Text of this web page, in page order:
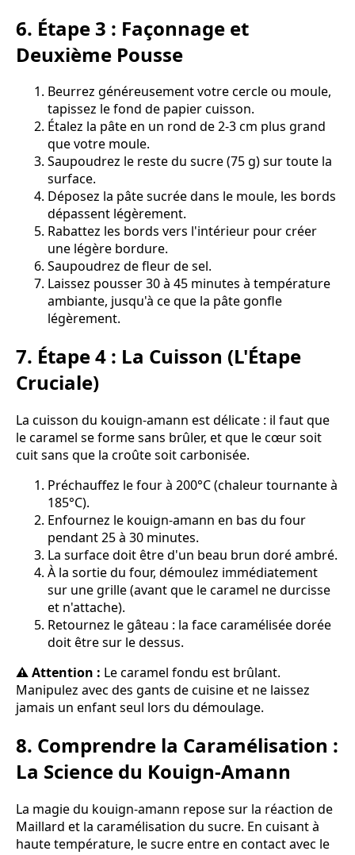
6. Étape 3 : Façonnage et
Deuxième Pousse
Beurrez généreusement votre cercle ou moule,
tapissez le fond de papier cuisson.
Étalez la pâte en un rond de 2-3 cm plus grand
que votre moule.
Saupoudrez le reste du sucre (75 g) sur toute la
surface.
Déposez la pâte sucrée dans le moule, les bords
dépassent légèrement.
Rabattez les bords vers l'intérieur pour créer
une légère bordure.
Saupoudrez de fleur de sel.
Laissez pousser 30 à 45 minutes à température
ambiante, jusqu'à ce que la pâte gonfle
légèrement.
7. Étape 4 : La Cuisson (L'Étape
Cruciale)
La cuisson du kouign-amann est délicate : il faut que
le caramel se forme sans brûler, et que le cœur soit
cuit sans que la croûte soit carbonisée.
Préchauffez le four à 200°C (chaleur tournante à
185°C).
Enfournez le kouign-amann en bas du four
pendant 25 à 30 minutes.
La surface doit être d'un beau brun doré ambré.
À la sortie du four, démoulez immédiatement
sur une grille (avant que le caramel ne durcisse
et n'attache).
Retournez le gâteau : la face caramélisée dorée
doit être sur le dessus.
⚠ Attention : Le caramel fondu est brûlant.
Manipulez avec des gants de cuisine et ne laissez
jamais un enfant seul lors du démoulage.
8. Comprendre la Caramélisation :
La Science du Kouign-Amann
La magie du kouign-amann repose sur la réaction de
Maillard et la caramélisation du sucre. En cuisant à
haute température, le sucre entre en contact avec le